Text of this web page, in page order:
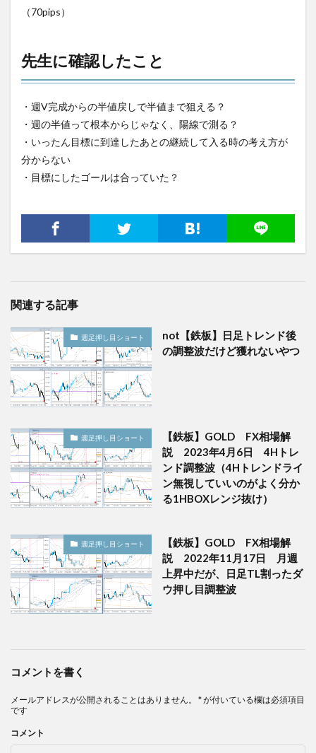
（70pips）
先生に確認したこと
・週V完成からの半値戻しで半値まで狙える？
・週の半値って根本からじゃなく、陽線で測る？
・いったん目標に到達したあとの継続して入る時の考え方が
分からない
・目標にしたゴールは合っていた？
関連する記事
週足押し目ショート
not【鉄板】日足トレンド後
の調整波だけど獲れないやつ
週足押し目ショート
【鉄板】GOLD FX相場解
説 2023年4月6日 4Hトレ
ンド調整波（4Hトレンドライ
ン無視していいのがよく分か
る1HBOXレンジ抜け）
週足押し目ショート
【鉄板】GOLD FX相場解
説 2022年11月17日 月週
上昇中だが、日足TL割ったダ
ウ押し目調整波
コメントを書く
メールアドレスが公開されることはありません。 *が付いている欄は必須項目
です
コメント